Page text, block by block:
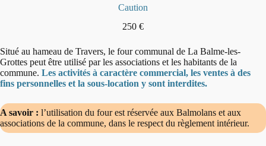
Caution
250 €
Situé au hameau de Travers, le four communal de La Balme-les-
Grottes peut être utilisé par les associations et les habitants de la
commune. Les activités à caractère commercial, les ventes à des
fins personnelles et la sous-location y sont interdites.
A savoir : l’utilisation du four est réservée aux Balmolans et aux
associations de la commune, dans le respect du règlement intérieur.